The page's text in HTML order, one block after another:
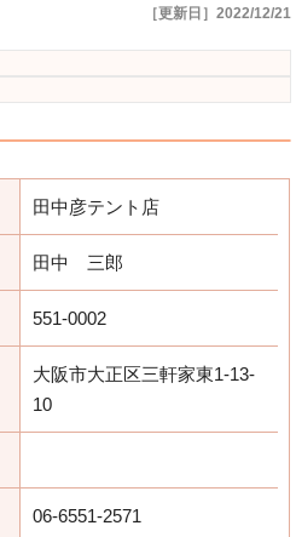
［更新日］2022/12/21
田中彦テント店
田中 三郎
551-0002
大阪市大正区三軒家東1-13-
10
06-6551-2571